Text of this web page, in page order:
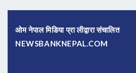
ओम नेपाल मिडिया प्रा लीद्वारा संचालित
NEWSBANKNEPAL.COM